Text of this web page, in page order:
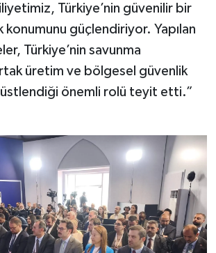
Türkiye’nin güvenilir bir
güçlendiriyor. Yapılan
Türkiye’nin savunma
üretim ve bölgesel güvenlik
üstlendiği önemli rolü teyit etti.”